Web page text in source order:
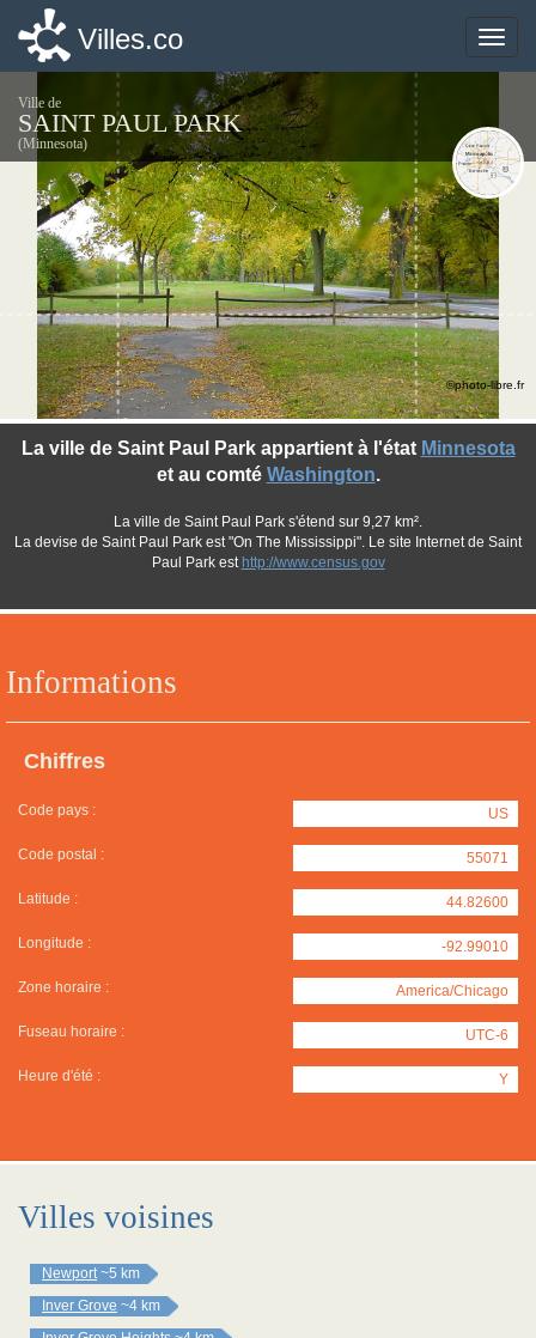
Toggle
Villes.co
Ville de
SAINT PAUL PARK
(Minnesota)
Informations
Chiffres
Code pays : US
Code postal : 55071
Latitude : 44.82600
Longitude : -92.99010
Zone horaire : America/Chicago
Fuseau horaire : UTC-6
Heure d'été : Y
La ville de Saint Paul Park appartient à l'état Minnesota
et au comté Washington.
La ville de Saint Paul Park s'étend sur 9,27 km².
La devise de Saint Paul Park est "On The Mississippi". Le site Internet de Saint
Paul Park est http://www.census.gov
©photo-libre.fr
Villes voisines
Newport ~5 km
Inver Grove ~4 km
Toggle
Villes.co